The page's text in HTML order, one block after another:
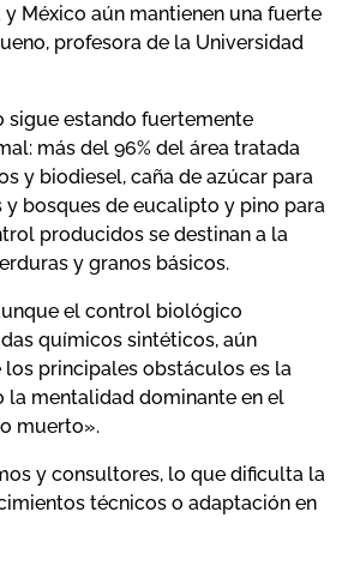
México aún mantienen una fuerte
profesora de la Universidad
sigue estando fuertemente
más del 96% del área tratada
y biodiesel, caña de azúcar para
bosques de eucalipto y pino para
producidos se destinan a la
y granos básicos.
el control biológico
químicos sintéticos, aún
principales obstáculos es la
la mentalidad dominante en el
muerto».
y consultores, lo que dificulta la
técnicos o adaptación en